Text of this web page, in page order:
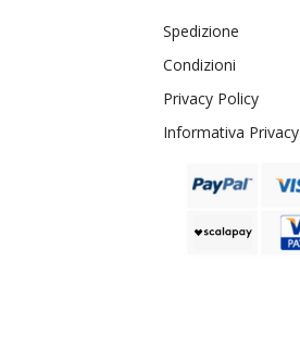
Spedizione
Condizioni
Privacy Policy
Informativa Privacy